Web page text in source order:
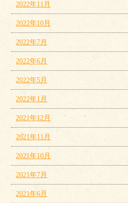
2022年11月
2022年10月
2022年7月
2022年6月
2022年5月
2022年1月
2021年12月
2021年11月
2021年10月
2021年7月
2021年6月